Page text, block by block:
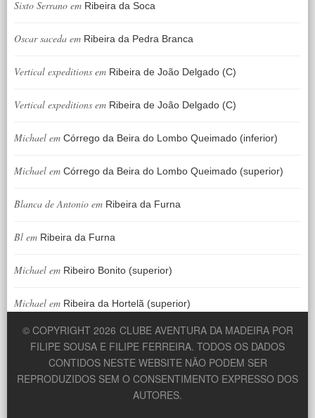
Sixto Serrano em Ribeira da Soca
Oscar saceda em Ribeira da Pedra Branca
Vertical expeditions em Ribeira de João Delgado (C)
Vertical expeditions em Ribeira de João Delgado (C)
Michael em Córrego da Beira do Lombo Queimado (inferior)
Michael em Córrego da Beira do Lombo Queimado (superior)
Blanca de Antonio em Ribeira da Furna
Bl em Ribeira da Furna
Michael em Ribeiro Bonito (superior)
Michael em Ribeira da Hortelã (superior)
© COPYRIGHT 2026 CLUBE AVENTURA DA MADEIRA POR
FILIPE SOUSA E FILIPE FERREIRA. TODOS OS DADOS
CONTIDOS NESTE WEBSITE NÃO PODEM SER
REPRODUZIDOS SEM O CONSENTIMENTO EXPRESSO DOS
AUTORES.